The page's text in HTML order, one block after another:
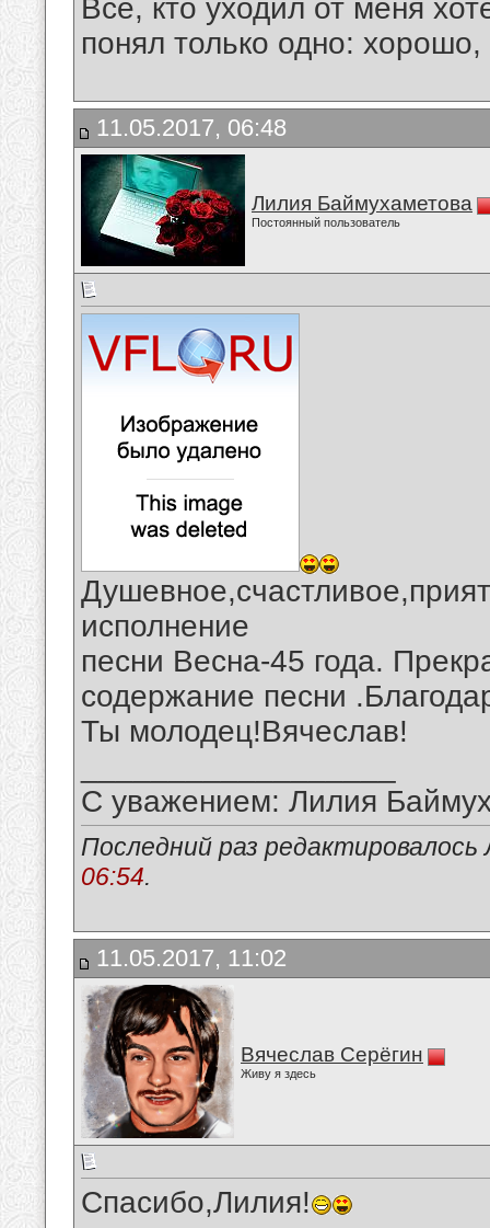
Все, кто уходил от меня
понял только одно:
11.05.2017, 06:48
Лилия Баймухаметова
Постоянный пользователь
исполнение
песни Весна-45 года.
содержание песни
Ты молодец!Вячеслав!
С уважением: Лилия
Последний раз
06:54.
11.05.2017, 11:02
Вячеслав Серёгин
Живу я здесь
Спасибо,Лилия!